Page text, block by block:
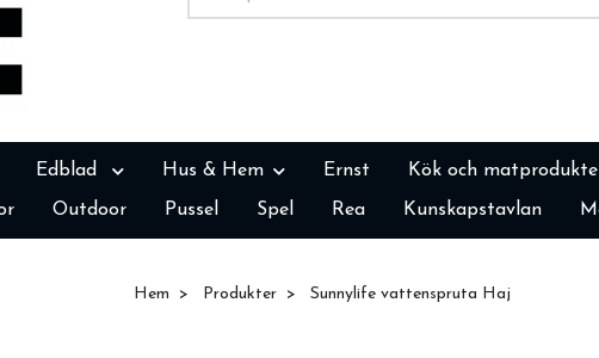
Edblad Hus & Hem Ernst Kök och
Outdoor Pussel Spel Rea Kunskapstavlan
Hem Produkter Sunnylife vattenspruta Haj